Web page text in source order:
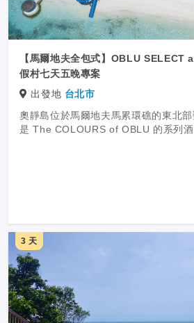
【馬爾地夫全包式】OBLU SELECT
假村七天五晚專案
出發地 台北市
奧靜島位於馬爾地夫馬累環礁的東北
是 The COLOURS of OBLU 的系列
3 天